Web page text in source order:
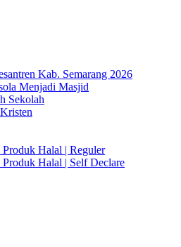
Kab. Semarang 2026
Menjadi Masjid
Sekolah
Produk Halal | Reguler
Produk Halal | Self Declare